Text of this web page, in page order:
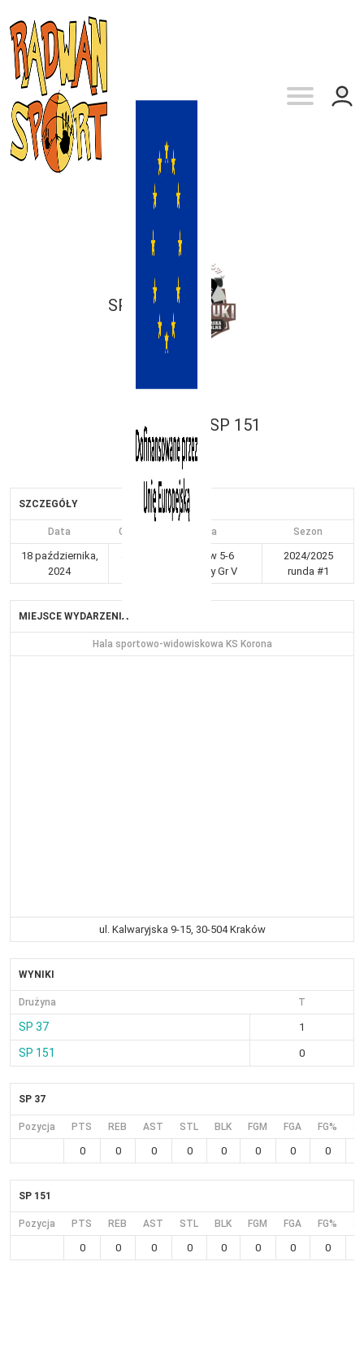
SP 37
SP 151
SZCZEGÓŁY
Data Czas Liga Sezon
18 października,
2024
4:40
Kraków 5-6
chłopcy Gr V
2024/2025
runda #1
MIEJSCE WYDARZENIA
Hala sportowo-widowiskowa KS Korona
ul. Kalwaryjska 9-15, 30-504 Kraków
WYNIKI
Drużyna T
SP 37 1
SP 151 0
SP 37
Pozycja PTS REB AST STL BLK FGM FGA FG%
0 0 0 0 0 0 0 0
SP 151
Pozycja PTS REB AST STL BLK FGM FGA FG%
0 0 0 0 0 0 0 0